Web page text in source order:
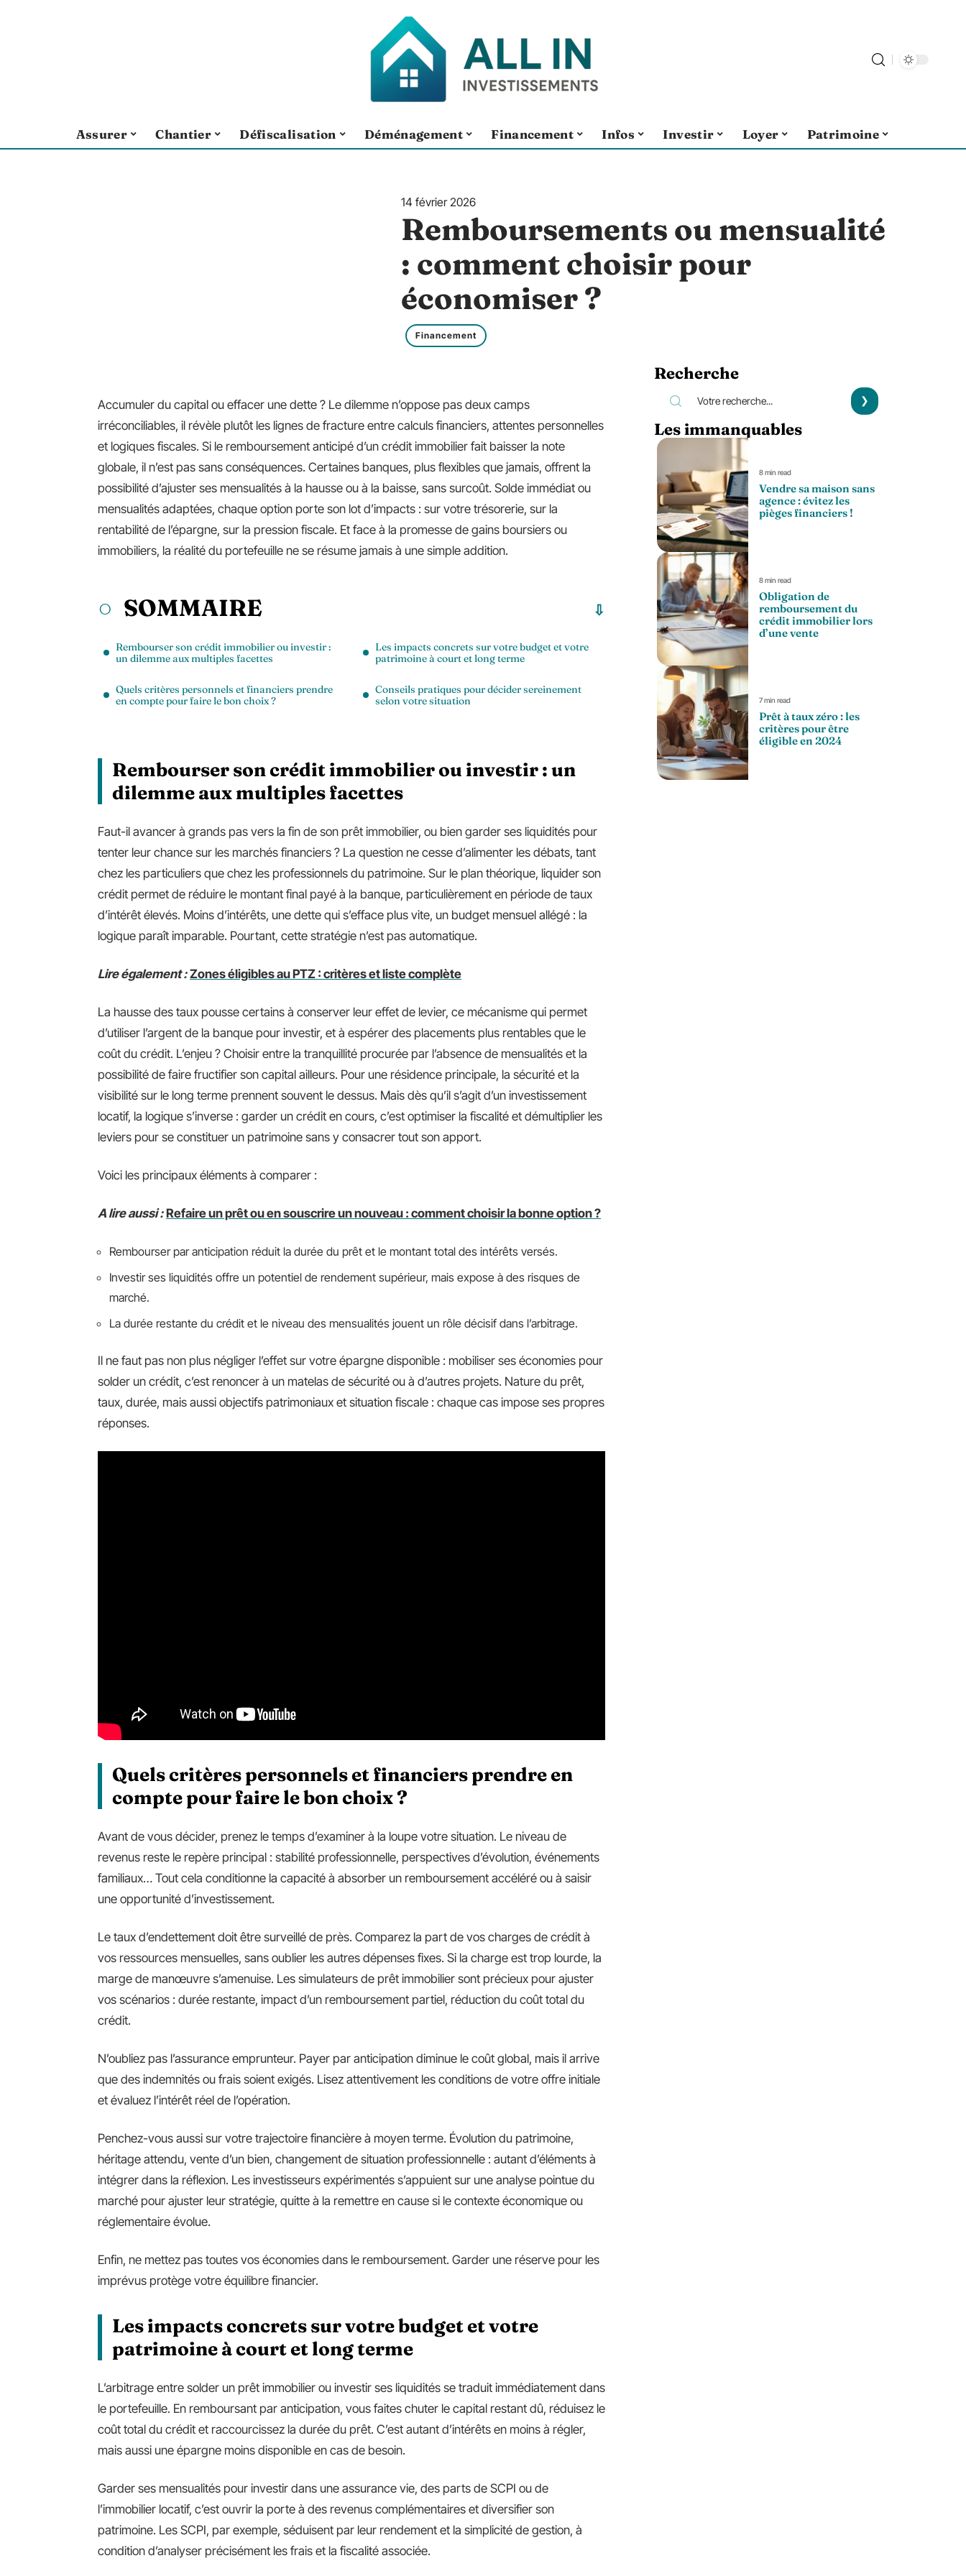
Assurer Chantier Défiscalisation Déménagement Financement Infos Investir Loyer Patrimoine
14 février 2026
Remboursements ou mensualité
: comment choisir pour
économiser ?
Financement
Accumuler du capital ou effacer une dette ? Le dilemme n’oppose pas deux camps
irréconciliables, il révèle plutôt les lignes de fracture entre calculs financiers, attentes personnelles
et logiques fiscales. Si le remboursement anticipé d’un crédit immobilier fait baisser la note
globale, il n’est pas sans conséquences. Certaines banques, plus flexibles que jamais, offrent la
possibilité d’ajuster ses mensualités à la hausse ou à la baisse, sans surcoût. Solde immédiat ou
mensualités adaptées, chaque option porte son lot d’impacts : sur votre trésorerie, sur la
rentabilité de l’épargne, sur la pression fiscale. Et face à la promesse de gains boursiers ou
immobiliers, la réalité du portefeuille ne se résume jamais à une simple addition.
SOMMAIRE
Rembourser son crédit immobilier ou investir :
un dilemme aux multiples facettes
Quels critères personnels et financiers prendre
en compte pour faire le bon choix ?
Les impacts concrets sur votre budget et votre
patrimoine à court et long terme
Conseils pratiques pour décider sereinement
selon votre situation
Rembourser son crédit immobilier ou investir : un
dilemme aux multiples facettes
Faut-il avancer à grands pas vers la fin de son prêt immobilier, ou bien garder ses liquidités pour
tenter leur chance sur les marchés financiers ? La question ne cesse d’alimenter les débats, tant
chez les particuliers que chez les professionnels du patrimoine. Sur le plan théorique, liquider son
crédit permet de réduire le montant final payé à la banque, particulièrement en période de taux
d’intérêt élevés. Moins d’intérêts, une dette qui s’efface plus vite, un budget mensuel allégé : la
logique paraît imparable. Pourtant, cette stratégie n’est pas automatique.
Lire également : Zones éligibles au PTZ : critères et liste complète
La hausse des taux pousse certains à conserver leur effet de levier, ce mécanisme qui permet
d’utiliser l’argent de la banque pour investir, et à espérer des placements plus rentables que le
coût du crédit. L’enjeu ? Choisir entre la tranquillité procurée par l’absence de mensualités et la
possibilité de faire fructifier son capital ailleurs. Pour une résidence principale, la sécurité et la
visibilité sur le long terme prennent souvent le dessus. Mais dès qu’il s’agit d’un investissement
locatif, la logique s’inverse : garder un crédit en cours, c’est optimiser la fiscalité et démultiplier les
leviers pour se constituer un patrimoine sans y consacrer tout son apport.
Voici les principaux éléments à comparer :
A lire aussi : Refaire un prêt ou en souscrire un nouveau : comment choisir la bonne option ?
Rembourser par anticipation réduit la durée du prêt et le montant total des intérêts versés.
Investir ses liquidités offre un potentiel de rendement supérieur, mais expose à des risques de
marché.
La durée restante du crédit et le niveau des mensualités jouent un rôle décisif dans l’arbitrage.
Il ne faut pas non plus négliger l’effet sur votre épargne disponible : mobiliser ses économies pour
solder un crédit, c’est renoncer à un matelas de sécurité ou à d’autres projets. Nature du prêt,
taux, durée, mais aussi objectifs patrimoniaux et situation fiscale : chaque cas impose ses propres
réponses.
Quels critères personnels et financiers prendre en
compte pour faire le bon choix ?
Avant de vous décider, prenez le temps d’examiner à la loupe votre situation. Le niveau de
revenus reste le repère principal : stabilité professionnelle, perspectives d’évolution, événements
familiaux… Tout cela conditionne la capacité à absorber un remboursement accéléré ou à saisir
une opportunité d’investissement.
Le taux d’endettement doit être surveillé de près. Comparez la part de vos charges de crédit à
vos ressources mensuelles, sans oublier les autres dépenses fixes. Si la charge est trop lourde, la
marge de manœuvre s’amenuise. Les simulateurs de prêt immobilier sont précieux pour ajuster
vos scénarios : durée restante, impact d’un remboursement partiel, réduction du coût total du
crédit.
N’oubliez pas l’assurance emprunteur. Payer par anticipation diminue le coût global, mais il arrive
que des indemnités ou frais soient exigés. Lisez attentivement les conditions de votre offre initiale
et évaluez l’intérêt réel de l’opération.
Penchez-vous aussi sur votre trajectoire financière à moyen terme. Évolution du patrimoine,
héritage attendu, vente d’un bien, changement de situation professionnelle : autant d’éléments à
intégrer dans la réflexion. Les investisseurs expérimentés s’appuient sur une analyse pointue du
marché pour ajuster leur stratégie, quitte à la remettre en cause si le contexte économique ou
réglementaire évolue.
Enfin, ne mettez pas toutes vos économies dans le remboursement. Garder une réserve pour les
imprévus protège votre équilibre financier.
Les impacts concrets sur votre budget et votre
patrimoine à court et long terme
L’arbitrage entre solder un prêt immobilier ou investir ses liquidités se traduit immédiatement dans
le portefeuille. En remboursant par anticipation, vous faites chuter le capital restant dû, réduisez le
coût total du crédit et raccourcissez la durée du prêt. C’est autant d’intérêts en moins à régler,
mais aussi une épargne moins disponible en cas de besoin.
Garder ses mensualités pour investir dans une assurance vie, des parts de SCPI ou de
l’immobilier locatif, c’est ouvrir la porte à des revenus complémentaires et diversifier son
patrimoine. Les SCPI, par exemple, séduisent par leur rendement et la simplicité de gestion, à
condition d’analyser précisément les frais et la fiscalité associée.
Recherche
Les immanquables
8 min read
Vendre sa maison sans
agence : évitez les
pièges financiers !
8 min read
Obligation de
remboursement du
crédit immobilier lors
d’une vente
7 min read
Prêt à taux zéro : les
critères pour être
éligible en 2024